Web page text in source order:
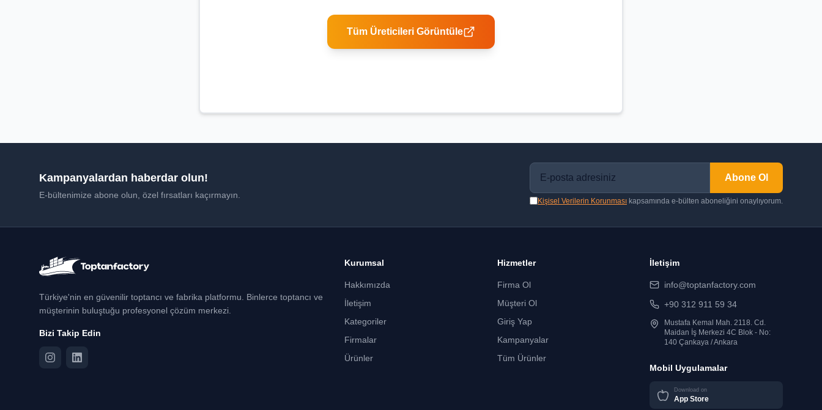
Tüm Üreticileri Görüntüle
Kampanyalardan haberdar olun!
E-bültenimize abone olun, özel fırsatları kaçırmayın.
Abone Ol
Kişisel Verilerin Korunması kapsamında e-bülten aboneliğini onaylıyorum.
Türkiye'nin en güvenilir toptancı ve fabrika platformu. Binlerce toptancı ve
müşterinin buluştuğu profesyonel çözüm merkezi.
Bizi Takip Edin
Kurumsal
Hakkımızda
İletişim
Kategoriler
Firmalar
Ürünler
Hizmetler
Firma Ol
Müşteri Ol
Giriş Yap
Kampanyalar
Tüm Ürünler
İletişim
info@toptanfactory.com
+90 312 911 59 34
Mustafa Kemal Mah. 2118. Cd.
Maidan İş Merkezi 4C Blok - No:
140 Çankaya / Ankara
Mobil Uygulamalar
Download on
App Store